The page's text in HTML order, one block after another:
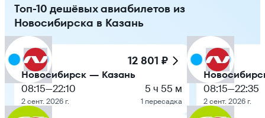
Топ-10 дешёвых авиабилетов из
Новосибирска в Казань
12 801 ₽
Новосибирск — Казань
08:15—22:10
2 сент. 2026 г.
5 ч 55 м
1 пересадка
08:15—22:35
2 сент. 2026 г.